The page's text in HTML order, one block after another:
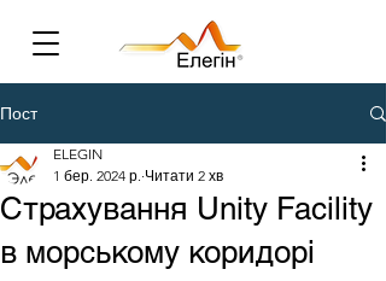
Пост
Страхування Unity Facility
в морському коридорі
ELEGIN
1 бер. 2024 р. Читати 2 хв